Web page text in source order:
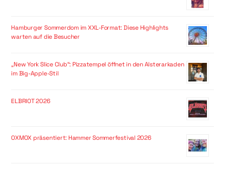
Hamburger Sommerdom im XXL-Format: Diese Highlights
warten auf die Besucher
„New York Slice Club“: Pizzatempel öffnet in den Alsterarkaden
im Big-Apple-Stil
ELBRIOT 2026
OXMOX präsentiert: Hammer Sommerfestival 2026